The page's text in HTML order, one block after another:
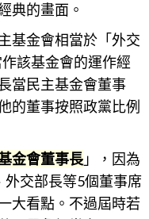
典的畫面。
基金會相當於「外交
該基金會的運作經
當民主基金會董事
的董事按照政黨比例
金會董事長 」，因為
交部長等5個董事席
大看點。不過屆時若